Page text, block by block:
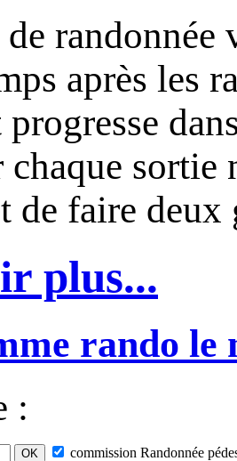
randonnée
après les
sortie
de faire
plus...
rando le
:
commission Randonnée